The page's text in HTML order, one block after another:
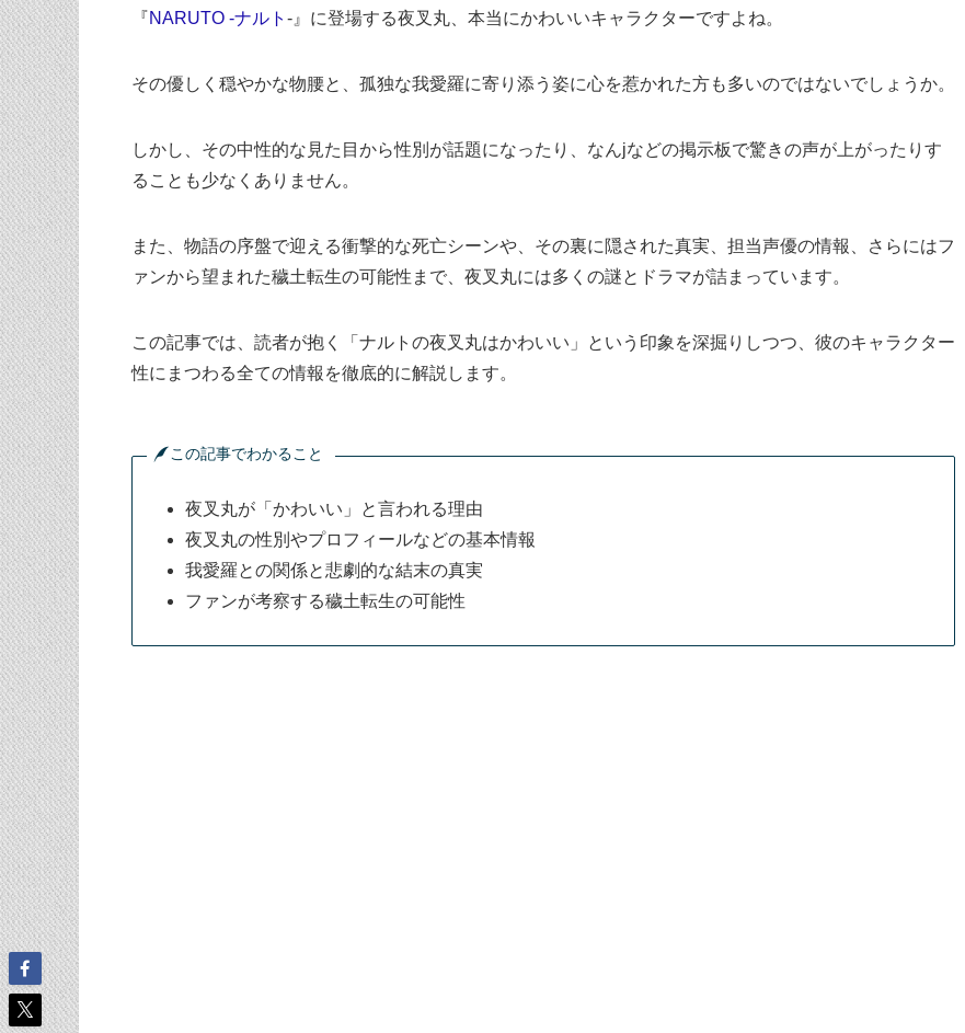
『NARUTO -ナルト -』に登場する夜叉丸、本当にかわいいキャラクターですよね。
その優しく穏やかな物腰と、孤独な我愛羅に寄り添う姿に心を惹かれた方も多いのではないでしょうか。
しかし、その中性的な見た目から性別が話題になったり、なんjなどの掲示板で驚きの声が上がったりす
ることも少なくありません。
また、物語の序盤で迎える衝撃的な死亡シーンや、その裏に隠された真実、担当声優の情報、さらにはフ
ァンから望まれた穢土転生の可能性まで、夜叉丸には多くの謎とドラマが詰まっています。
この記事では、読者が抱く「ナルトの夜叉丸はかわいい」という印象を深掘りしつつ、彼のキャラクター
性にまつわる全ての情報を徹底的に解説します。
この記事でわかること
夜叉丸が「かわいい」と言われる理由
夜叉丸の性別やプロフィールなどの基本情報
我愛羅との関係と悲劇的な結末の真実
ファンが考察する穢土転生の可能性